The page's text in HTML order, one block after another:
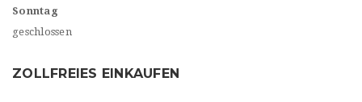
Sonntag
geschlossen
ZOLLFREIES EINKAUFEN